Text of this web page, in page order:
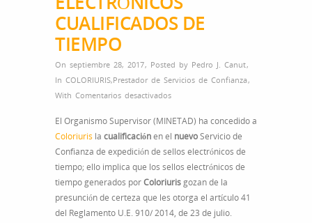
CUALIFICADOS DE
TIEMPO
On septiembre 28, 2017, Posted by Pedro J. Canut,
In COLORIURIS,Prestador de Servicios de Confianza,
With Comentarios desactivadosen
CUALIFICADO
DE
SERVICIOS
DE
CONFIANZA
–
EXPEDICIÓN
El Organismo Supervisor (MINETAD) ha concedido a
Coloriuris la cualificaciónen el nuevoServicio de
Confianza de expedición de sellos electrónicos de
tiempo; ello implica que los sellos electrónicos de
tiempo generados porColoriuris gozan de la
presunción de certeza que les otorga el artículo 41
del Reglamento U.E. 910/ 2014, de 23 de julio.